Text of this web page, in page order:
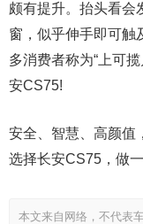
颇有提升。抬头看会
窗，似乎伸手即可触
多消费者称为“上可
安CS75!
安全、智慧、高颜值
选择长安CS75，做
本文来自网络，不代表